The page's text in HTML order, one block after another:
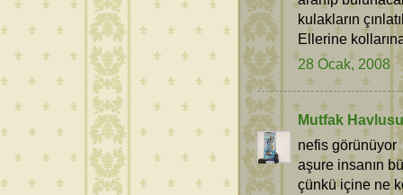
kulakların
Ellerine
28 Ocak, 2008
Mutfak Havlusu
nefis görünüyor
aşure insanın
çünkü içine ne